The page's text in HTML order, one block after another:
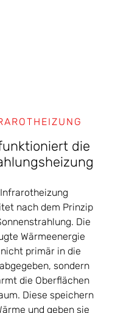
die
nach dem Prinzip
Die
Wärmeenergie
primär in die
sondern
die Oberflächen
Diese speichern
und geben sie